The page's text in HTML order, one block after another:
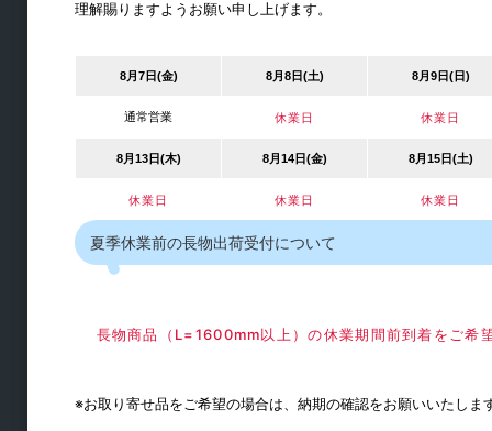
戸当り・フック
ブース用エッジ材
理解賜りますようお願い申し上げます。
8月7日(金) 8月8日(土) 8月9日(日)
通常営業 休業日 休業日
8月13日(木) 8月14日(金) 8月15日(土)
休業日 休業日 休業日
夏季休業前の長物出荷受付について
長物商品（L=1600mm以上）の休業期間前到着をご希
※お取り寄せ品をご希望の場合は、納期の確認をお願いいたしま